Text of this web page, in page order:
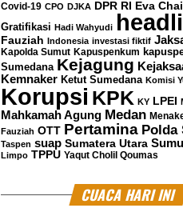
Covid-19 CPO DJKA DPR RI
Eva
Gratifikasi Hadi Wahyudi
Fauziah Indonesia investasi fiktif
Kapolda Sumut Kapuspenkum
Sumedana Kejagung
Kemnaker Ketut Sumedana Komisi
Korupsi KPK KY LPEI
Mahkamah Agung Medan
Fauziah OTT Pertamina Polda
Taspen suap Sumatera Utara
Limpo TPPU Yaqut Cholil Qoumas
CUACA HARI INI